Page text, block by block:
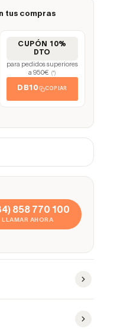
tus compras
CUPÓN 10%
DTO
para pedidos superiores
a 950€
(*)
DB10 COPIAR
858 770 100
LLAMAR AHORA